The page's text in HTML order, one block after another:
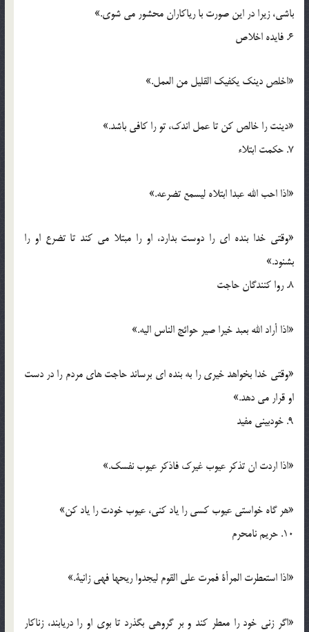
باشی، زیرا در این صورت با ریاکاران محشور می شوی.»
6. فایده اخلاص
«اخلص دینک یکفیک القلیل من العمل.»
«دینت را خالص کن تا عمل اندک، تو را کافی باشد.»
7. حکمت ابتلاء
«اذا احب الله عبدا ابتلاه لیسمع تضرعه.»
«وقتی خدا بنده ای را دوست بدارد، او را مبتلا می کند تا تضرع او را
بشنود.»
8. روا کنندگان حاجت
«اذا أراد الله بعبد خیرا صیر حوائج الناس الیه.»
«وقتی خدا بخواهد خیری را به بنده ای برساند حاجت های مردم را در دست
او قرار می دهد.»
9. خودبینی مفید
«اذا اردت ان تذکر عیوب غیرک فاذکر عیوب نفسک.»
«هر گاه خواستی عیوب کسی را یاد کنی، عیوب خودت را یاد کن»
10. حریم نامحرم
«اذا استعطرت المرأة فمرت علی القوم لیجدوا ریحها فهی زانیة.»
«اگر زنی خود را معطر کند و بر گروهی بگذرد تا بوی او را دریابند، زناکار